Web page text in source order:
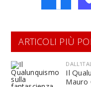
ARTICOLI PIÙ
Il
Mauro